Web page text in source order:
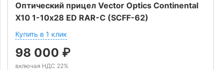
Оптический прицел Vector Optics Continental
X10 1-10х28 ED RAR-C (SCFF-62)
Купить в 1 клик
98 000 ₽
включая НДС 22%